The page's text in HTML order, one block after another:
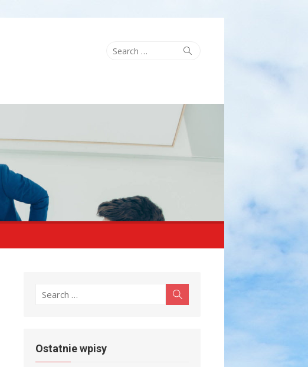
Search
Search
Search
Ostatnie wpisy